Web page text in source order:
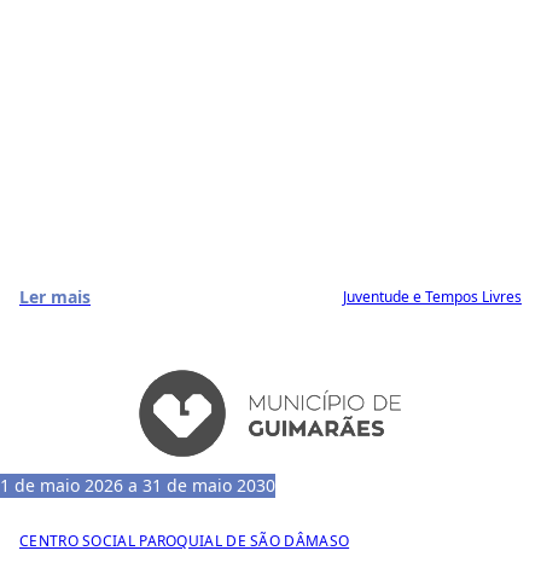
Ler mais Juventude e Tempos Livres
1 de maio 2026 a 31 de maio 2030
CENTRO SOCIAL PAROQUIAL DE SÃO DÂMASO